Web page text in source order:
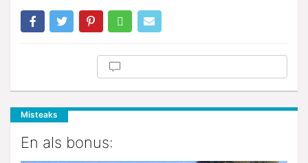
Misteaks
En als bonus: